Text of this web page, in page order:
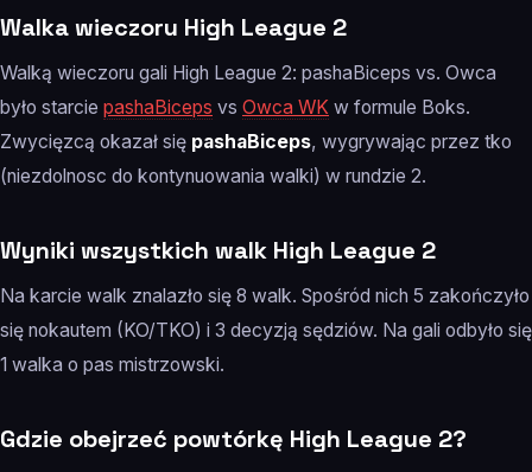
Walka wieczoru High League 2
Walką wieczoru gali High League 2: pashaBiceps vs. Owca
było starcie pashaBiceps vs Owca WK w formule Boks.
Zwycięzcą okazał się pashaBiceps, wygrywając przez tko
(niezdolnosc do kontynuowania walki) w rundzie 2.
Wyniki wszystkich walk High League 2
Na karcie walk znalazło się 8 walk. Spośród nich 5 zakończyło
się nokautem (KO/TKO) i 3 decyzją sędziów. Na gali odbyło się
1 walka o pas mistrzowski.
Gdzie obejrzeć powtórkę High League 2?